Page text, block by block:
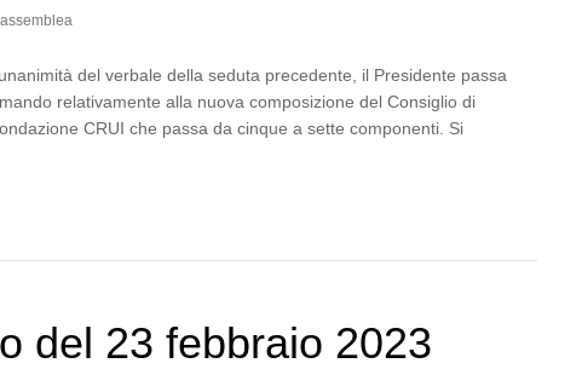
del verbale della seduta precedente, il Presidente passa
relativamente alla nuova composizione del Consiglio di
CRUI che passa da cinque a sette componenti. Si
del 23 febbraio 2023